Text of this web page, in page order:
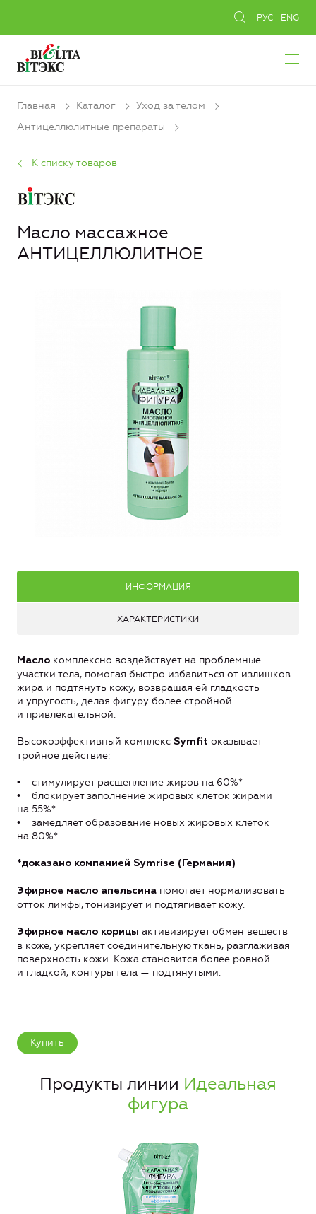
РУС ENG
Главная Каталог
Уход за телом
Антицеллюлитные препараты
К списку товаров
Масло массажное
АНТИЦЕЛЛЮЛИТНОЕ
ИНФОРМАЦИЯ
ХАРАКТЕРИСТИКИ
Масло комплексно воздействует на проблемные
участки тела, помогая быстро избавиться от излишков
жира и подтянуть кожу, возвращая ей гладкость
и упругость, делая фигуру более стройной
и привлекательной.
Высокоэффективный комплекс Symfit оказывает
тройное действие:
• стимулирует расщепление жиров на 60%*
• блокирует заполнение жировых клеток жирами
на 55%*
• замедляет образование новых жировых клеток
на 80%*
*доказано компанией Symrise (Германия)
Эфирное масло апельсина помогает нормализовать
отток лимфы, тонизирует и подтягивает кожу.
Эфирное масло корицы активизирует обмен веществ
в коже, укрепляет соединительную ткань, разглаживая
поверхность кожи. Кожа становится более ровной
и гладкой, контуры тела — подтянутыми.
Купить
Продукты линии Идеальная
фигура